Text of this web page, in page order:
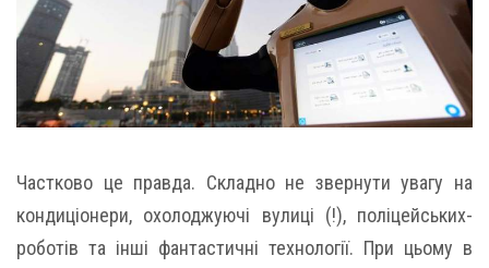
Частково це правда. Складно не звернути увагу на
кондиціонери, охолоджуючі вулиці (!), поліцейських-
роботів та інші фантастичні технології. При цьому в